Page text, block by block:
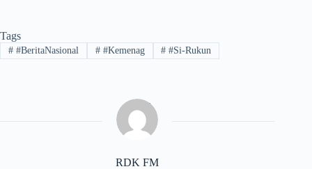
Tags
##BeritaNasional ##Kemenag # #Si-Rukun
RDK FM